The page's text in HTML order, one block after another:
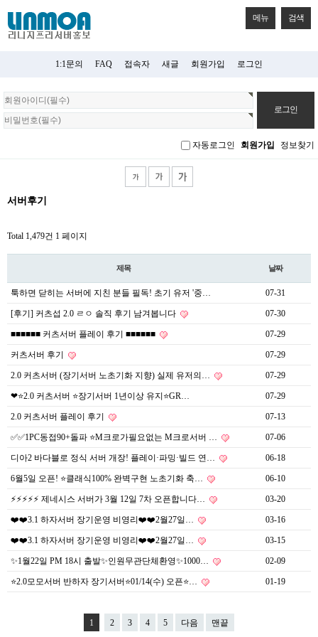
메뉴 검색
1:1문의 FAQ 접속자 새글 회원가입 로그인
회
원
로
자동로그인 회원가입 정보찾기
서버후기
Total 1,479건 1 페이지
제목 날짜
툭하면 닫히는 서버에 지친 분들 필독! 초기 유저 '중… 07-31
[후기] 커츠섭 2.0 ㄹㅇ 솔직 후기 남겨봅니다 07-30
■■■■■■ 커츠서버 플레이 후기 ■■■■■■ 07-29
커츠서버 후기 07-29
2.0 커츠서버 (장기서버 노초기화 지향) 실제 유저의… 07-29
❤⭐️2.0 커츠서버 ⭐️장기서버 1년이상 유지⭐️GR… 07-29
2.0 커츠서버 플레이 후기 07-13
✅✅1PC동접90+돌파 ⭐M크로가필요없는 M크로서버 … 07-06
디아2 바다블로 정식 서버 개장! 플레이·파밍·빌드 연… 06-18
6월5일 오픈! ⭐️클래식100% 완벽구현 노초기화 축… 06-10
⚡⚡⚡⚡⚡ 제네시스 서버가 3월 12일 7차 오픈합니다… 03-20
❤️❤️3.1 하자서버 장기운영 비영리❤️❤️2월27일… 03-16
❤️❤️3.1 하자서버 장기운영 비영리❤️❤️2월27일… 03-15
✨1월22일 PM 18시 출발✨인원무관단체환영✨1000… 02-09
⭐2.0모모서버 반하자 장기서버⭐01/14(수) 오픈⭐… 01-19
1 2 3 4 5 다음 맨끝